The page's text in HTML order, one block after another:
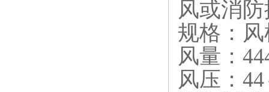
风或消
规格
风量：
风压：